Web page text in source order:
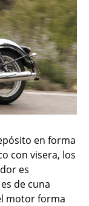
en forma
con visera, los
es
de cuna
motor forma